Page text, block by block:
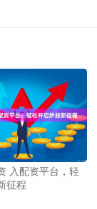
入配资平台，轻
征程